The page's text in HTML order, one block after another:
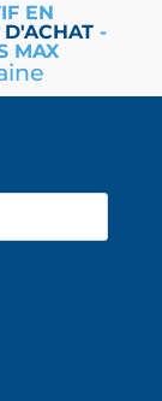
EN
-
MAX